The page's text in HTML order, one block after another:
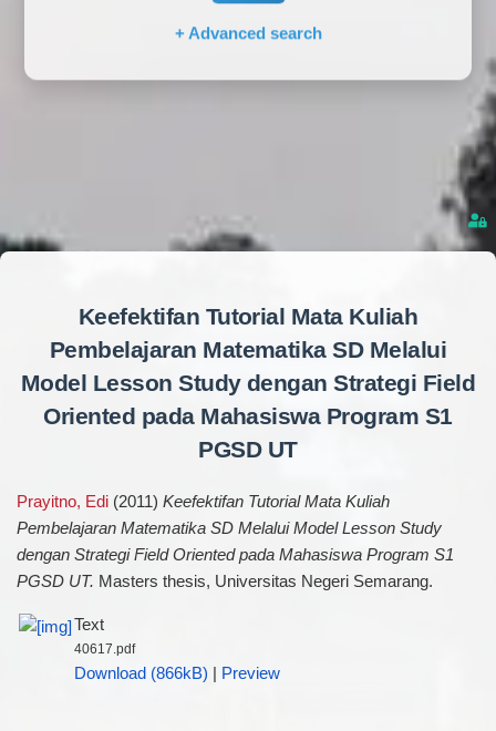
+ Advanced search
Keefektifan Tutorial Mata Kuliah
Pembelajaran Matematika SD Melalui
Model Lesson Study dengan Strategi Field
Oriented pada Mahasiswa Program S1
PGSD UT
Prayitno, Edi(2011) Keefektifan Tutorial Mata Kuliah
Pembelajaran Matematika SD Melalui Model Lesson Study
dengan Strategi Field Oriented pada Mahasiswa Program S1
PGSD UT. Masters thesis, Universitas Negeri Semarang.
Text
40617.pdf
Download (866kB) Preview